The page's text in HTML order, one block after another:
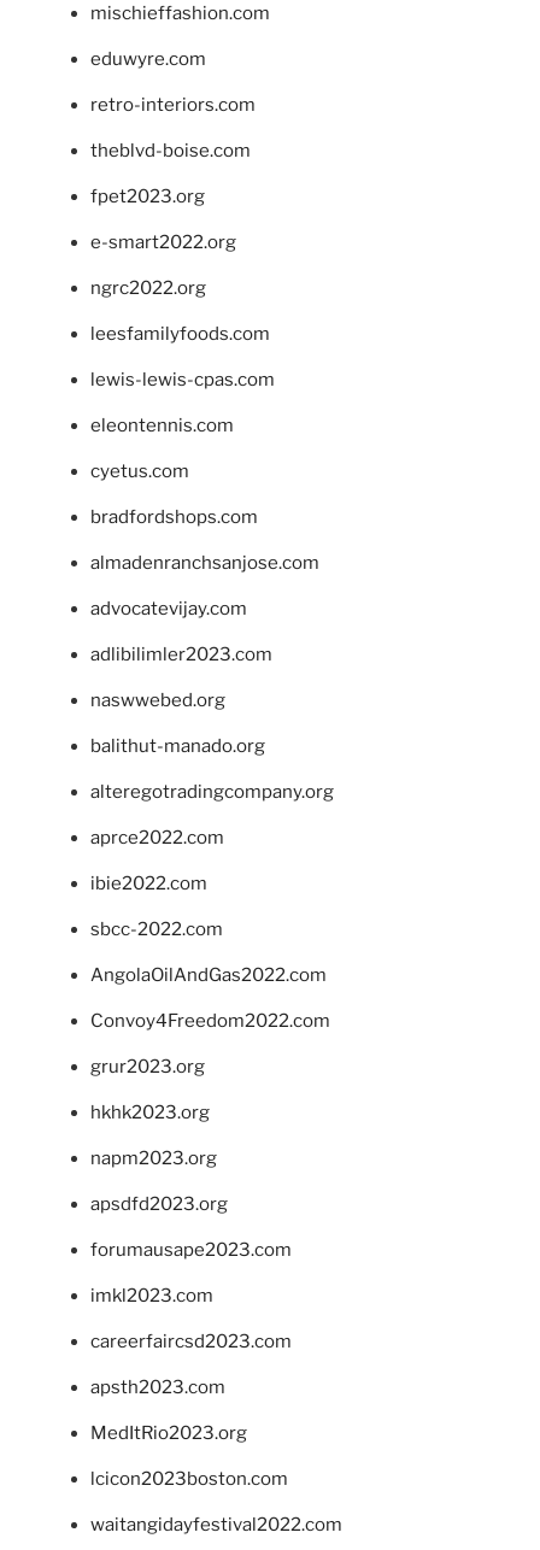
mischieffashion.com
eduwyre.com
retro-interiors.com
theblvd-boise.com
fpet2023.org
e-smart2022.org
ngrc2022.org
leesfamilyfoods.com
lewis-lewis-cpas.com
eleontennis.com
cyetus.com
bradfordshops.com
almadenranchsanjose.com
advocatevijay.com
adlibilimler2023.com
naswwebed.org
balithut-manado.org
alteregotradingcompany.org
aprce2022.com
ibie2022.com
sbcc-2022.com
AngolaOilAndGas2022.com
Convoy4Freedom2022.com
grur2023.org
hkhk2023.org
napm2023.org
apsdfd2023.org
forumausape2023.com
imkl2023.com
careerfaircsd2023.com
apsth2023.com
MedItRio2023.org
lcicon2023boston.com
waitangidayfestival2022.com